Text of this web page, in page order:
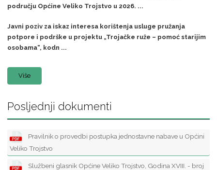
području Općine Veliko Trojstvo u 2026. ...
Javni poziv za iskaz interesa korištenja usluge pružanja
potpore i podrške u projektu „Trojačke ruže – pomoć starijim
osobama“, kodn ...
Više
Posljednji dokumenti
Pravilnik o provedbi postupka jednostavne nabave u Općini
Veliko Trojstvo
Službeni glasnik Općine Veliko Trojstvo, Godina XVIII. - broj